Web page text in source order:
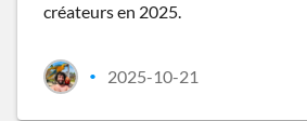
créateurs en 2025.
• 2025-10-21